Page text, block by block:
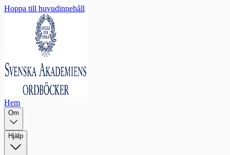
Hoppa till huvudinnehåll
Hem
Om
Hjälp